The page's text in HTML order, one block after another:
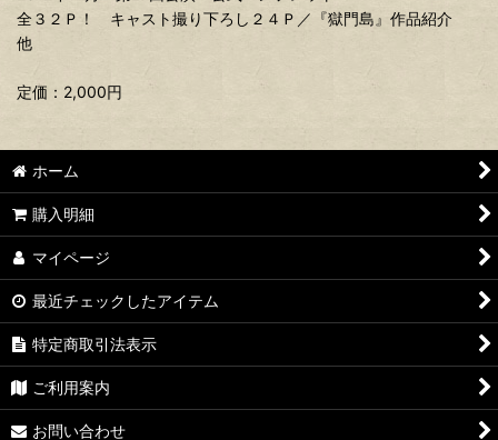
全３２Ｐ！ キャスト撮り下ろし２４Ｐ／『獄門島』作品紹介
他
定価：2,000円
ホーム
購入明細
マイページ
最近チェックしたアイテム
特定商取引法表示
ご利用案内
お問い合わせ